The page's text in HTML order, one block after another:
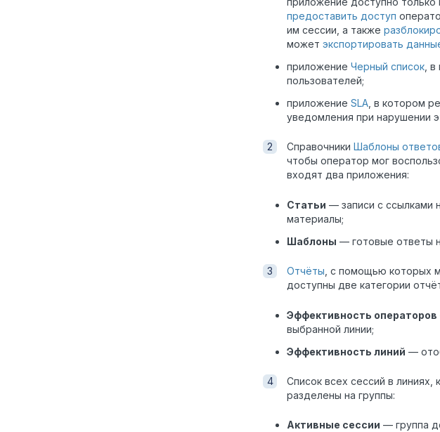
предоставить доступ
им сессии, а также
может экспортировать
приложение Черный список ,
пользователей;
приложение SLA , в котором
уведомления при нарушении
Справочники Шаблоны
чтобы оператор мог
входят два приложения:
Статьи — записи с ссылками
материалы;
Шаблоны — готовые ответы
Отчёты , с помощью которых
доступны две категории
Эффективность операторов
выбранной линии;
Эффективность линий —
Список всех сессий в
разделены на группы:
Активные сессии — группа